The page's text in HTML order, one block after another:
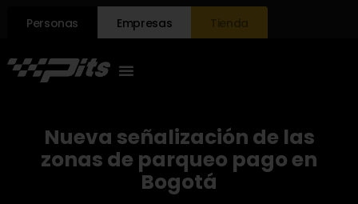
Personas Empresas
Nueva señalización de las
zonas de parqueo pago en
Bogotá